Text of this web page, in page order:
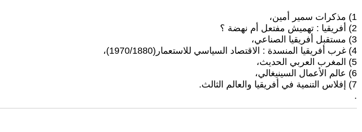
1) مذكرات سمير أمين،
2) أفريقيا : تهميش مفتعل أم نهضة ؟
3) مستقبل أفريقيا الصناعي،
4) غرب أفريقيا المنسدة : الاقتصاد السياسي للاستعمار(1970/1880)،
5) المغرب العربي الحديث،
6) عالم الأعمال السينيغالي،
7) إفلاس التنمية في أفريقيا والعالم الثالث.
.